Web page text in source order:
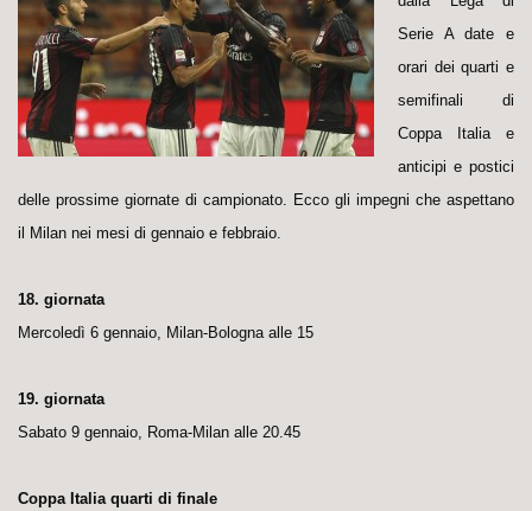
Serie A date e
orari dei quarti e
semifinali di
Coppa Italia e
anticipi e postici
delle prossime giornate di campionato. Ecco gli impegni che aspettano
il Milan nei mesi di gennaio e febbraio.
18. giornata
Mercoledì 6 gennaio, Milan-Bologna alle 15
19. giornata
Sabato 9 gennaio, Roma-Milan alle 20.45
Coppa Italia quarti di finale